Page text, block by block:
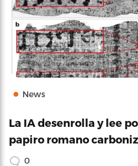
News
La IA desenrolla y lee
papiro romano
0